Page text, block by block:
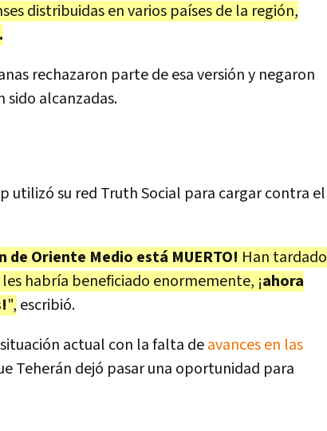
distribuidas en varios países de la región,
rechazaron parte de esa versión y negaron
sido alcanzadas.
utilizó su red Truth Social para cargar contra el
Oriente Medio está MUERTO! Han tardado
habría beneficiado enormemente, ¡ahora
", escribió.
actual con la falta deavances en las
Teherán dejó pasar una oportunidad para